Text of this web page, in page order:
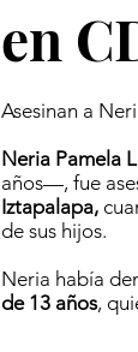
en
Asesinan a
Neria Pamela
años—, fue
Iztapalapa,
de sus hijos.
Neria había
de 13 años,